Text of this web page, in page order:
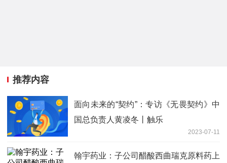
推荐内容
面向未来的“契约”：专访《无畏契约》中
国总负责人黄凌冬丨触乐
2023-07-11
翰宇药业：子公司醋酸西曲瑞克原料药上